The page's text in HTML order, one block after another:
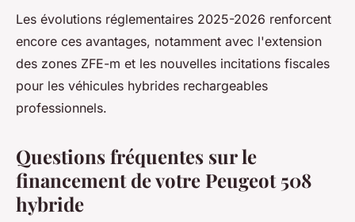
Les évolutions réglementaires 2025-2026 renforcent
encore ces avantages, notamment avec l'extension
des zones ZFE-m et les nouvelles incitations fiscales
pour les véhicules hybrides rechargeables
professionnels.
Questions fréquentes sur le
financement de votre Peugeot 508
hybride